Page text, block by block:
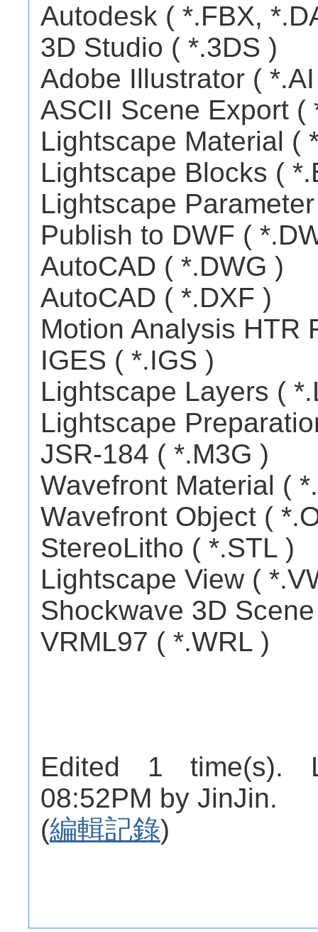
Autodesk ( *.FBX,
3D Studio ( *.3DS )
Adobe Illustrator (
ASCII Scene Export (
Lightscape Material (
Lightscape Blocks (
Lightscape
Publish to DWF (
AutoCAD ( *.DWG )
AutoCAD ( *.DXF )
Motion Analysis HTR
IGES ( *.IGS )
Lightscape Layers (
Lightscape
JSR-184 ( *.M3G )
Wavefront Material (
Wavefront Object (
StereoLitho ( *.STL )
Lightscape View (
Shockwave 3D
VRML97 ( *.WRL )
Edited 1 time(s).
08:52PM by JinJin.
(編輯記錄)